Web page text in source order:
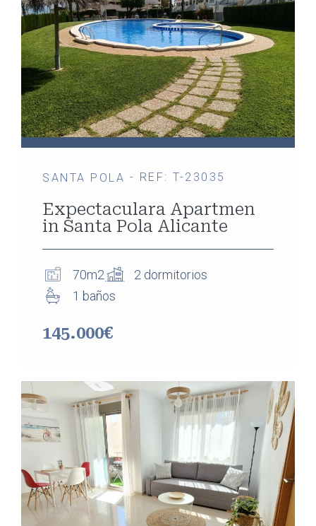
SANTA POLA - REF: T-23035
Expectaculara Apartmen
in Santa Pola Alicante
70m2
2 dormitorios
1 baños
145.000€